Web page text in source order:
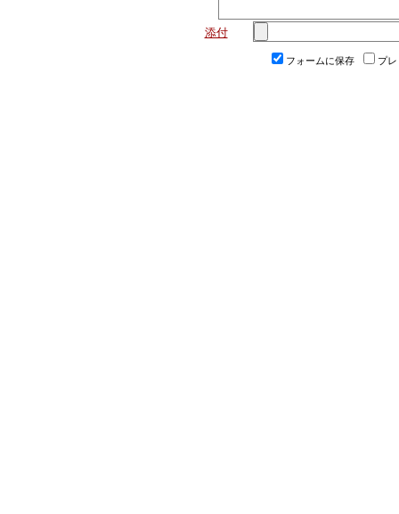
添付
フォームに保存 プ